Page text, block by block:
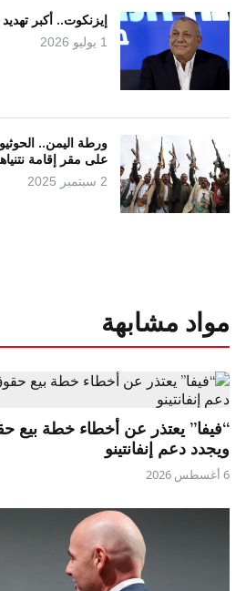
إيزنكوت.. أكبر
1 يوليو 2026
ورطة اليمن..
على مقر إقامة
2 سبتمبر 2025
مواد مشابهة
“فيفا” يعتذر عن أخطاء خطة بيع
ويجدد دعم إنفانتينو
6 أغسطس 2026